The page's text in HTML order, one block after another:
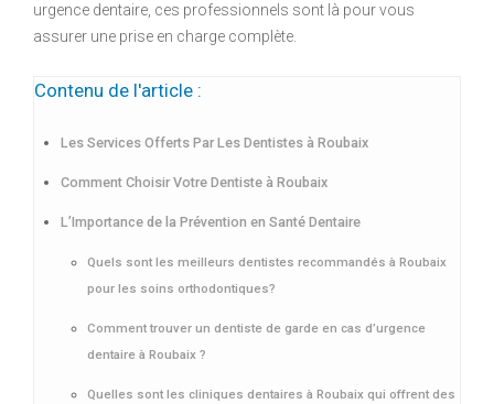
urgence dentaire, ces professionnels sont là pour vous
assurer une prise en charge complète.
Contenu de l'article :
Les Services Offerts Par Les Dentistes à Roubaix
Comment Choisir Votre Dentiste à Roubaix
L’Importance de la Prévention en Santé Dentaire
Quels sont les meilleurs dentistes recommandés à Roubaix
pour les soins orthodontiques?
Comment trouver un dentiste de garde en cas d’urgence
dentaire à Roubaix ?
Quelles sont les cliniques dentaires à Roubaix qui offrent des